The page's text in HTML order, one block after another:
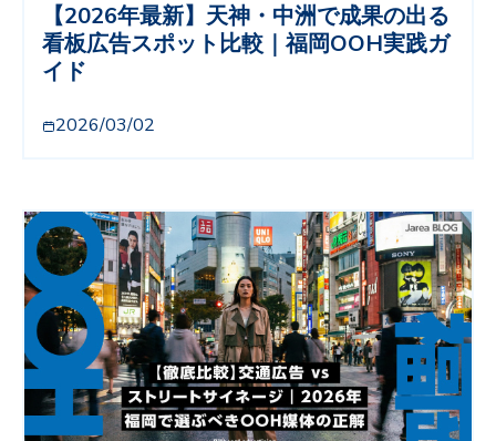
【2026年最新】天神・中洲で成果の出る
看板広告スポット比較｜福岡OOH実践ガ
イド
2026/03/02